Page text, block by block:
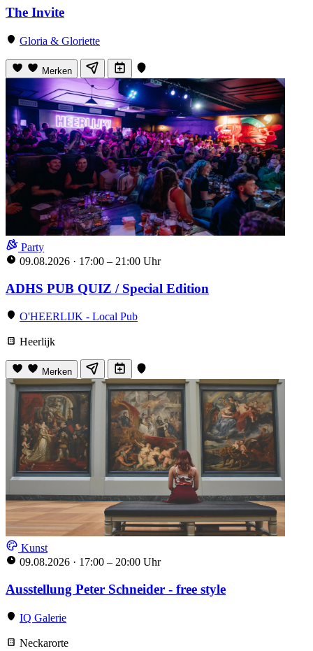
The Invite
Gloria & Gloriette
Merken
Party
09.08.2026 · 17:00 – 21:00 Uhr
ADHS PUB QUIZ / Special Edition
O'HEERLIJK - Local Pub
Heerlijk
Merken
Kunst
09.08.2026 · 17:00 – 20:00 Uhr
Ausstellung Peter Schneider - free style
IQ Galerie
Neckarorte